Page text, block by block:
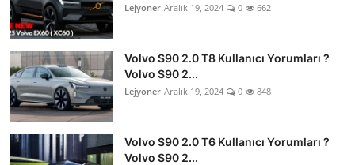
Lejyoner Aralık 19, 2024 0 662
Volvo S90 2.0 T8 Kullanıcı Yorumları ?
Volvo S90 2...
Lejyoner Aralık 19, 2024 0 848
Volvo S90 2.0 T6 Kullanıcı Yorumları ?
Volvo S90 2...